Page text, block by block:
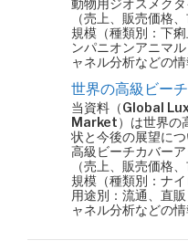
動物用ジオスメク
（売上、販売価格
規模（種類別：下
ンパニオンアニマ
ャネル分析などの
世界の高級ビー
当資料（Global
Market）は世界の
状と今後の展望に
高級ビーチカバー
（売上、販売価格
規模（種類別：ナ
用途別：流通、直
ャネル分析などの